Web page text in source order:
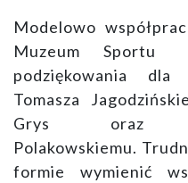
Modelowo
Muzeum
podziękowania
Tomasza
Grys oraz
Polakowskiemu.
formie wymienić